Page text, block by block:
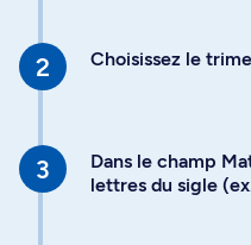
Choisissez le
Dans le champ
lettres du sigle